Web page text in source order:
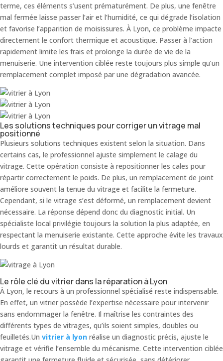
terme, ces éléments s’usent prématurément. De plus, une fenêtre
mal fermée laisse passer l’air et l’humidité, ce qui dégrade l’isolation
et favorise l’apparition de moisissures. À Lyon, ce problème impacte
directement le confort thermique et acoustique. Passer à l’action
rapidement limite les frais et prolonge la durée de vie de la
menuiserie. Une intervention ciblée reste toujours plus simple qu’un
remplacement complet imposé par une dégradation avancée.
Les solutions techniques pour corriger un vitrage mal
positionné
Plusieurs solutions techniques existent selon la situation. Dans
certains cas, le professionnel ajuste simplement le calage du
vitrage. Cette opération consiste à repositionner les cales pour
répartir correctement le poids. De plus, un remplacement de joint
améliore souvent la tenue du vitrage et facilite la fermeture.
Cependant, si le vitrage s’est déformé, un remplacement devient
nécessaire. La réponse dépend donc du diagnostic initial. Un
spécialiste local privilégie toujours la solution la plus adaptée, en
respectant la menuiserie existante. Cette approche évite les travaux
lourds et garantit un résultat durable.
Le rôle clé du vitrier dans la réparation à Lyon
À Lyon, le recours à un professionnel spécialisé reste indispensable.
En effet, un vitrier possède l’expertise nécessaire pour intervenir
sans endommager la fenêtre. Il maîtrise les contraintes des
différents types de vitrages, qu’ils soient simples, doubles ou
feuilletés.Un vitrier à lyon réalise un diagnostic précis, ajuste le
vitrage et vérifie l’ensemble du mécanisme. Cette intervention ciblée